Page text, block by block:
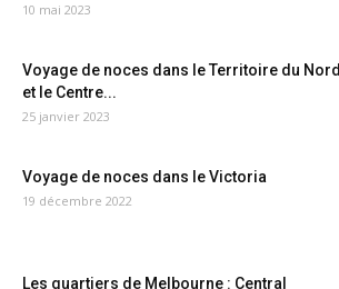
10 mai 2023
Voyage de noces dans le Territoire du Nord
et le Centre...
25 janvier 2023
Voyage de noces dans le Victoria
19 décembre 2022
Les quartiers de Melbourne : Central